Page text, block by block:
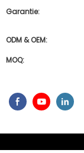
Garantie:
ODM & OEM:
MOQ: